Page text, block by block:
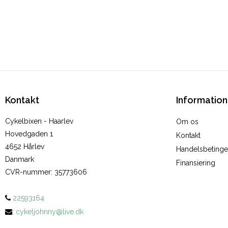
Kontakt
Cykelbixen - Haarlev
Hovedgaden 1
4652 Hårlev
Danmark
CVR-nummer: 35773606
22593164
: cykeljohnny@live.dk
Information
Om os
Kontakt
Finansiering